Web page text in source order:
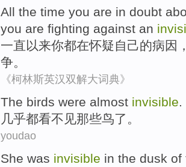
All the time you are in doubt
you are fighting against an
一直以来你都在怀疑 自己的病因
争。
《柯林斯英汉双解大词典》
The birds were almost invisible.
几乎都看不见那些鸟了。
youdao
She was invisible in the dusk of